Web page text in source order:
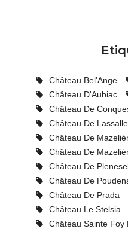
Château Bel'Ange
Château D'Aubiac
Château De
Château De Lassalle
Château De
Château De
Château De
Château De
Château De Prada
Château Le Stelsia
Château Sainte Foy